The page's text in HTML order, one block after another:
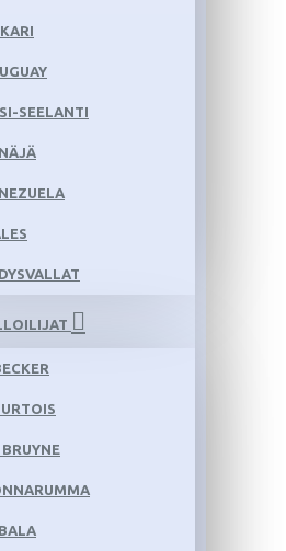
SEELANTI
BRUYNE